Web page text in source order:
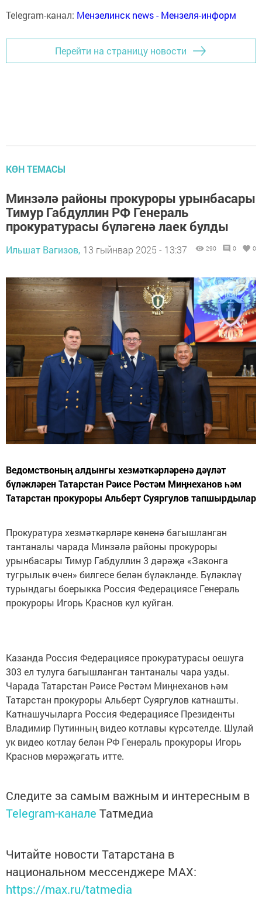
Telegram-канал: Мензелинск news - Мензеля-информ
Перейти на страницу новости
КӨН ТЕМАСЫ
Минзәлә районы прокуроры урынбасары
Тимур Габдуллин РФ Генераль
прокуратурасы бүләгенә лаек булды
Ильшат Вагизов, 13 гыйнвар 2025 - 13:37 290 0 0
Ведомствоның алдынгы хезмәткәрләренә дәүләт
бүләкләрен Татарстан Рәисе Рөстәм Миңнеханов һәм
Татарстан прокуроры Альберт Суяргулов тапшырдылар
Прокуратура хезмәткәрләре көненә багышланган
тантаналы чарада Минзәлә районы прокуроры
урынбасары Тимур Габдуллин 3 дәрәҗә «Законга
тугрылык өчен» билгесе белән бүләкләнде. Бүләкләү
турындагы боерыкка Россия Федерациясе Генераль
прокуроры Игорь Краснов кул куйган.
Казанда Россия Федерациясе прокуратурасы оешуга
303 ел тулуга багышланган тантаналы чара узды.
Чарада Татарстан Рәисе Рөстәм Миңнеханов һәм
Татарстан прокуроры Альберт Суяргулов катнашты.
Катнашучыларга Россия Федерациясе Президенты
Владимир Путинның видео котлавы күрсәтелде. Шулай
ук видео котлау белән РФ Генераль прокуроры Игорь
Краснов мөрәҗәгать итте.
Следите за самым важным и интересным в
Telegram-канале Татмедиа
Читайте новости Татарстана в
национальном мессенджере MАХ:
https://max.ru/tatmedia